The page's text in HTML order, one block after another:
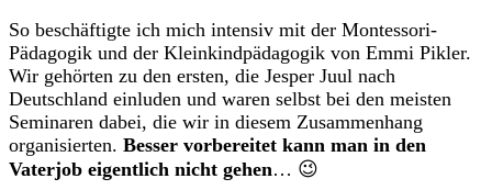
So beschäftigte ich mich intensiv mit der Montessori-
Pädagogik und der Kleinkindpädagogik von Emmi Pikler.
Wir gehörten zu den ersten, die Jesper Juul nach
Deutschland einluden und waren selbst bei den meisten
Seminaren dabei, die wir in diesem Zusammenhang
organisierten. Besser vorbereitet kann man in den
Vaterjob eigentlich nicht gehen… 😉